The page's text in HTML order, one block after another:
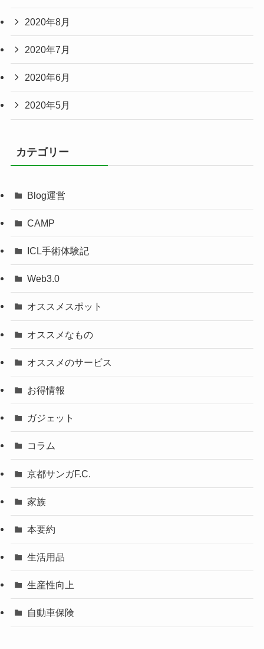
2020年8月
2020年7月
2020年6月
2020年5月
カテゴリー
Blog運営
CAMP
ICL手術体験記
Web3.0
オススメスポット
オススメなもの
オススメのサービス
お得情報
ガジェット
コラム
京都サンガF.C.
家族
本要約
生活用品
生産性向上
自動車保険